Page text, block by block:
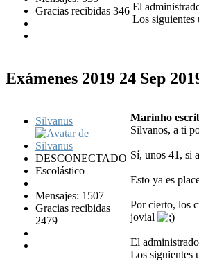
Gracias recibidas 346 El
Los siguientes
Exámenes 2019 24 Sep
Silvanus
DESCONECTADO
Escolástico
Mensajes: 1507
Gracias recibidas
2479
Marinho
Silvanos, a ti
Sí, unos 41, si
Esto ya es
Por cierto, los
jovial
El
Los siguientes